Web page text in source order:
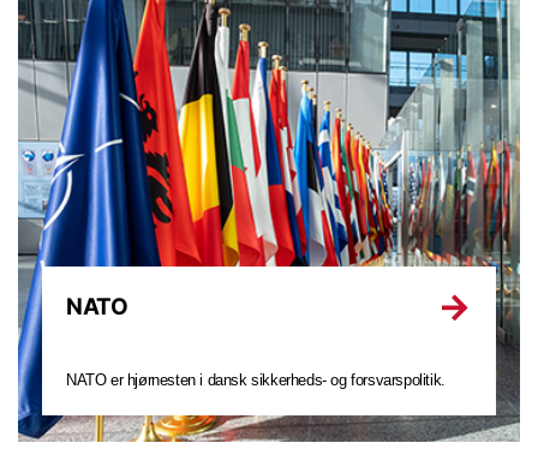
NATO
NATO er hjørnesten i dansk sikkerheds- og forsvarspolitik.